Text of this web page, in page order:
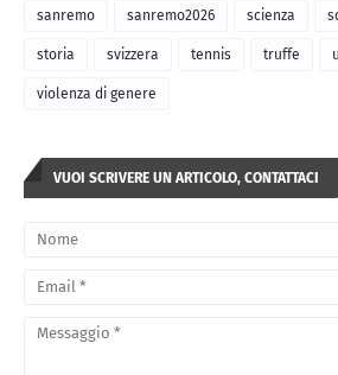
sanremo sanremo2026 scienza
storia svizzera tennis truffe
violenza di genere
VUOI SCRIVERE UN ARTICOLO, CONTATTACI